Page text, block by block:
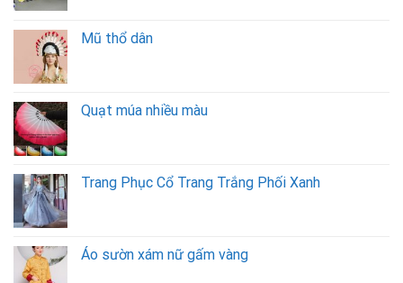
Mũ thổ dân
Quạt múa nhiều màu
Trang Phục Cổ Trang Trắng Phối Xanh
Áo sườn xám nữ gấm vàng